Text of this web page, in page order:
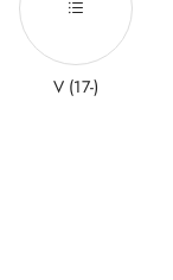
V (17-)